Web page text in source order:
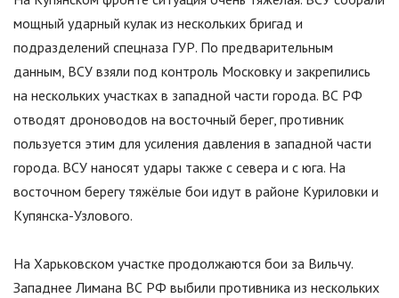
мощный ударный кулак из нескольких бригад и
подразделений спецназа ГУР. По предварительным
данным, ВСУ взяли под контроль Московку и закрепились
на нескольких участках в западной части города. ВС РФ
отводят дроноводов на восточный берег, противник
пользуется этим для усиления давления в западной части
города. ВСУ наносят удары также с севера и с юга. На
восточном берегу тяжёлые бои идут в районе Куриловки и
Купянска-Узлового.
На Харьковском участке продолжаются бои за Вильчу.
Западнее Лимана ВС РФ выбили противника из нескольких